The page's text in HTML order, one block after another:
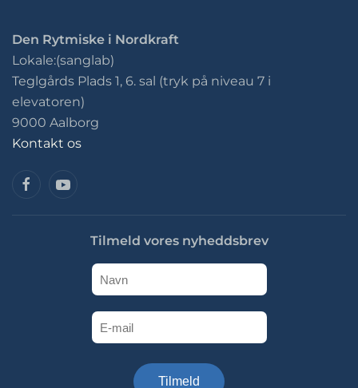
Den Rytmiske i Nordkraft
Lokale:(sanglab)
Teglgårds Plads 1, 6. sal (tryk på niveau 7 i
elevatoren)
9000 Aalborg
Kontakt os
Tilmeld vores nyheddsbrev
Tilmeld